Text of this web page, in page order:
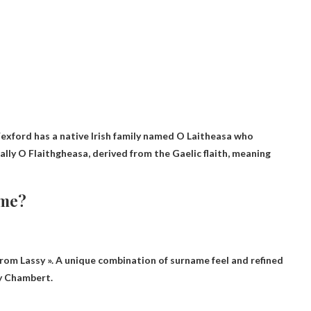
has a native Irish family named O Laitheasa who
O Flaithgheasa, derived from the Gaelic flaith, meaning
Lassy ». A unique combination of surname feel and refined
Chambert.